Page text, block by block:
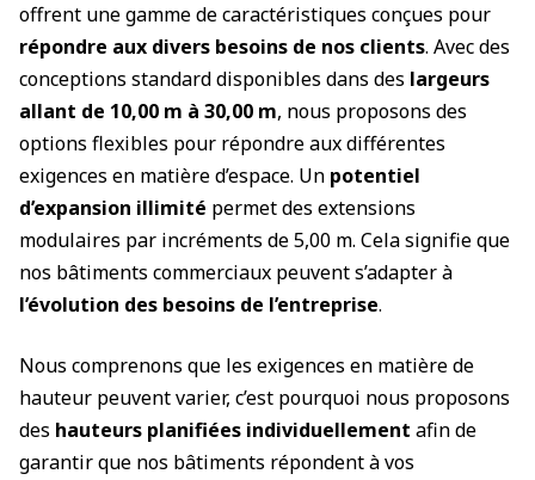
offrent une gamme de caractéristiques conçues pour
répondre aux divers besoins de nos clients. Avec des
conceptions standard disponibles dans des largeurs
allant de 10,00 m à 30,00 m, nous proposons des
options flexibles pour répondre aux différentes
exigences en matière d’espace. Un potentiel
d’expansion illimité permet des extensions
modulaires par incréments de 5,00 m. Cela signifie que
nos bâtiments commerciaux peuvent s’adapter à
l’évolution des besoins de l’entreprise.
Nous comprenons que les exigences en matière de
hauteur peuvent varier, c’est pourquoi nous proposons
des hauteurs planifiées individuellement afin de
garantir que nos bâtiments répondent à vos